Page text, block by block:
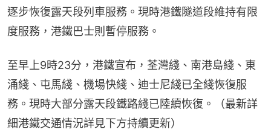
逐步恢復露天段列車服務。現時港鐵隧道段維持有限
度服務，港鐵巴士則暫停服務。
至早上9時23分，港鐵宣布，荃灣綫、南港島綫、東
涌綫、屯馬綫、機場快綫、迪士尼綫已全綫恢復服
務。現時大部分露天段鐵路綫已陸續恢復。（最新詳
細港鐵交通情況詳見下方持續更新）